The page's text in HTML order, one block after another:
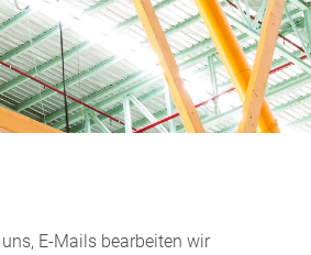
E-Mails bearbeiten wir